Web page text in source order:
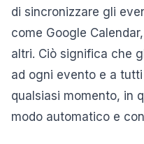
di sincronizzare gli
come Google
altri. Ciò significa che
ad ogni evento e a
qualsiasi momento, in
modo automatico e